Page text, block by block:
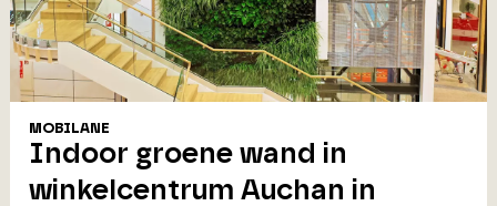
MOBILANE
Indoor groene wand in
winkelcentrum Auchan in